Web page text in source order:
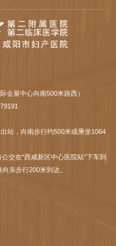
会展中心向南500米路西）
站，向南步行约500米或乘坐1064
交在“西咸新区中心医院站”下车到
东步行200米到达。